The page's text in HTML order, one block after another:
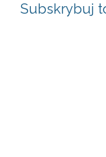
Subskrybuj